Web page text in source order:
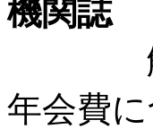
機関誌
解剖
年会費に